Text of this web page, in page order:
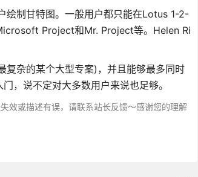
绘制甘特图。一般用户都只能在Lotus 1-2-
Project和Mr. Project等。Helen Ri
杂的某个大型专案)，并且能够最多同时
，说不定对大多数用户来说也足够。
效或描述有误，请联系站长反馈～感谢您的理解